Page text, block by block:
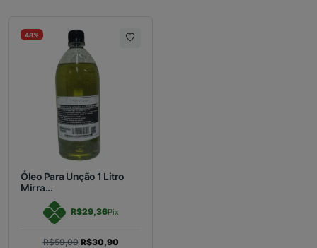
48%
Óleo Para Unção 1 Litro
Mirra...
R$29,36Pix
R$59,00 R$30,90